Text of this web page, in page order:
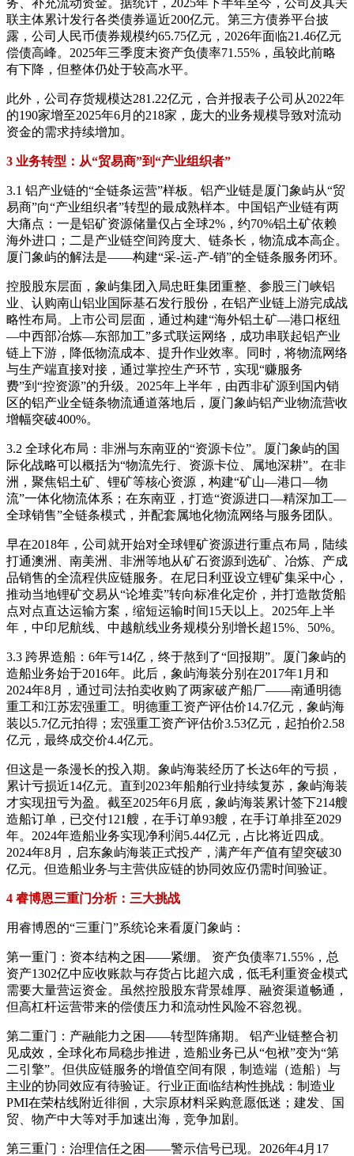
联主体累计发行各类债券逼近200亿元。第三方债券平台披
露，公司人民币债券规模约65.75亿元，2026年面临21.46亿元
偿债高峰。2025年三季度末资产负债率71.55%，虽较此前略
有下降，但整体仍处于较高水平。
此外，公司存货规模达281.22亿元，合并报表子公司从2022年
的190家增至2025年6月的218家，庞大的业务规模导致对流动
资金的需求持续增加。
3 业务转型：从“贸易商”到“产业组织者”
3.1 铝产业链的“全链条运营”样板。铝产业链是厦门象屿从“贸
易商”向“产业组织者”转型的最成熟样本。中国铝产业链有两
大痛点：一是铝矿资源储量仅占全球2%，约70%铝土矿依赖
海外进口；二是产业链空间跨度大、链条长，物流成本高企。
厦门象屿的解法是——构建“采-运-产-销”的全链条服务闭环。
控股股东层面，象屿集团入局忠旺集团重整、参股三门峡铝
业、认购南山铝业国际基石发行股份，在铝产业链上游完成战
略性布局。上市公司层面，通过构建“海外铝土矿—港口枢纽
—中西部冶炼—东部加工”多式联运网络，成功串联起铝产业
链上下游，降低物流成本、提升作业效率。同时，将物流网络
与生产端直接对接，通过掌控生产环节，实现“赚服务
费”到“控资源”的升级。2025年上半年，由西非矿源到国内销
区的铝产业全链条物流通道落地后，厦门象屿铝产业物流营收
增幅突破400%。
3.2 全球化布局：非洲与东南亚的“资源卡位”。厦门象屿的国
际化战略可以概括为“物流先行、资源卡位、属地深耕”。在非
洲，聚焦铝土矿、锂矿等核心资源，构建“矿山—港口—物
流”一体化物流体系；在东南亚，打造“资源进口—精深加工—
全球销售”全链条模式，并配套属地化物流网络与服务团队。
早在2018年，公司就开始对全球锂矿资源进行重点布局，陆续
打通澳洲、南美洲、非洲等地从矿石资源到选矿、冶炼、产成
品销售的全流程供应链服务。在尼日利亚设立锂矿集采中心，
推动当地锂矿交易从“论堆卖”转向标准化定价，并打造散货船
点对点直达运输方案，缩短运输时间15天以上。2025年上半
年，中印尼航线、中越航线业务规模分别增长超15%、50%。
3.3 跨界造船：6年亏14亿，终于熬到了“回报期”。厦门象屿的
造船业务始于2016年。此后，象屿海装分别在2017年1月和
2024年8月，通过司法拍卖收购了两家破产船厂——南通明德
重工和江苏宏强重工。明德重工资产评估价14.7亿元，象屿海
装以5.7亿元拍得；宏强重工资产评估价3.53亿元，起拍价2.58
亿元，最终成交价4.4亿元。
但这是一条漫长的投入期。象屿海装经历了长达6年的亏损，
累计亏损近14亿元。直到2023年船舶行业持续复苏，象屿海装
才实现扭亏为盈。截至2025年6月底，象屿海装累计签下214艘
造船订单，已交付121艘，在手订单93艘，在手订单排至2029
年。2024年造船业务实现净利润5.44亿元，占比将近四成。
2024年8月，启东象屿海装正式投产，满产年产值有望突破30
亿元。但造船业务与主营供应链的协同效应仍需时间验证。
4 睿博恩三重门分析：三大挑战
用睿博恩的“三重门”系统论来看厦门象屿：
第一重门：资本结构之困——紧绷。 资产负债率71.55%，总
资产1302亿中应收账款与存货占比超六成，低毛利重资金模式
需要大量营运资金。虽然控股股东背景雄厚、融资渠道畅通，
但高杠杆运营带来的偿债压力和流动性风险不容忽视。
第二重门：产融能力之困——转型阵痛期。 铝产业链整合初
见成效，全球化布局稳步推进，造船业务已从“包袱”变为“第
二引擎”。但供应链服务的增值空间有限，制造端（造船）与
主业的协同效应有待验证。行业正面临结构性挑战：制造业
PMI在荣枯线附近徘徊，大宗原材料采购意愿低迷；建发、国
贸、物产中大等对手加速出海，竞争加剧。
第三重门：治理信任之困——警示信号已现。2026年4月17